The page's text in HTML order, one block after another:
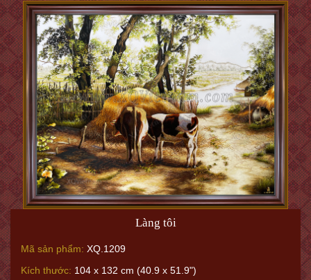
Làng tôi
Mã sản phẩm: XQ.1209
Kích thước: 104 x 132 cm (40.9 x 51.9")